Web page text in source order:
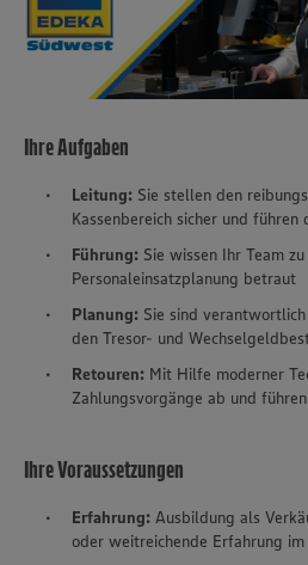
Ihre Aufgaben
Leitung: Sie stellen den
Kassenbereich sicher und
Führung: Sie wissen Ihr Team
Personaleinsatzplanung betraut
Planung: Sie sind
den Tresor- und
Retouren: Mit Hilfe moderner
Zahlungsvorgänge ab und
Ihre Voraussetzungen
Erfahrung: Ausbildung als
oder weitreichende Erfahrung im